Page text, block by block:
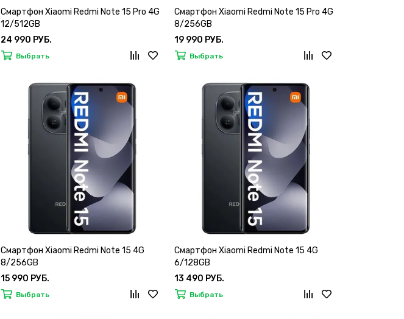
Смартфон Xiaomi Redmi Note 15 Pro 4G
12/512GB
24 990 РУБ.
Выбрать
Смартфон Xiaomi Redmi Note 15 Pro 4G
8/256GB
19 990 РУБ.
Выбрать
Смартфон Xiaomi Redmi Note 15 4G
8/256GB
15 990 РУБ.
Выбрать
Смартфон Xiaomi Redmi Note 15 4G
6/128GB
13 490 РУБ.
Выбрать